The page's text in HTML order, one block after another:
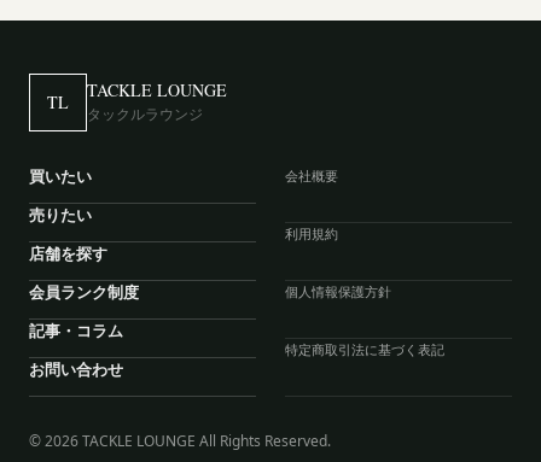
TL
TACKLE LOUNGE
タックルラウンジ
買いたい
売りたい
店舗を探す
会員ランク制度
記事・コラム
お問い合わせ
会社概要
利用規約
個人情報保護方針
特定商取引法に基づく表記
© 2026 TACKLE LOUNGE All Rights Reserved.